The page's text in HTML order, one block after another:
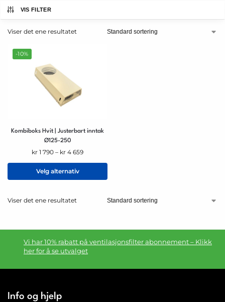
VIS FILTER
Viser det ene resultatet
-10%
Kombiboks Hvit | Justerbart inntak
Ø125-250
kr 1 790 – kr 4 659
Velg alternativ
Viser det ene resultatet
Vi har 10% rabatt på ventilasjonsfilter abonnement – Klikk
her for å se utvalget
Info og hjelp